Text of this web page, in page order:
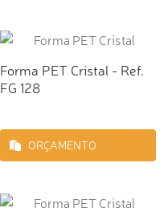
Forma PET Cristal - Ref.
FG 128
ORÇAMENTO